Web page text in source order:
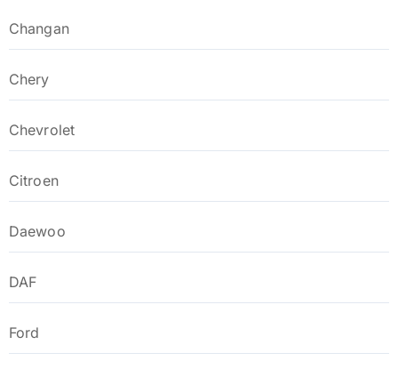
Changan
Chery
Chevrolet
Citroen
Daewoo
DAF
Ford